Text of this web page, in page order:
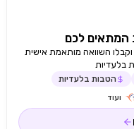
המתאים לכם
השוואה מותאמת אישית
בלעדיות
הטבות בלעדיות
ועוד